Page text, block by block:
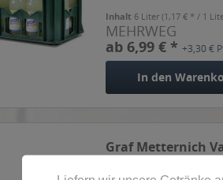
Inhalt 6 Liter(1,17 € * / 1
MEHRWEG
ab 6,99 € *+3,30 €
In den
Graf Metternich